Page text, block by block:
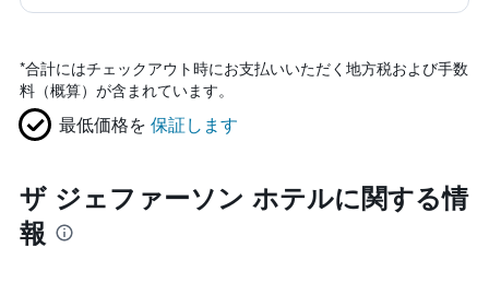
*合計にはチェックアウト時にお支払いいただく地方税および手数
料（概算）が含まれています。
最低価格を 保証します
ザ ジェファーソン ホテルに関する情
報